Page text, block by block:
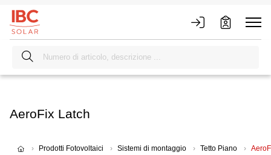
AeroFix Latch
Prodotti Fotovoltaici Sistemi di montaggio Tetto Piano